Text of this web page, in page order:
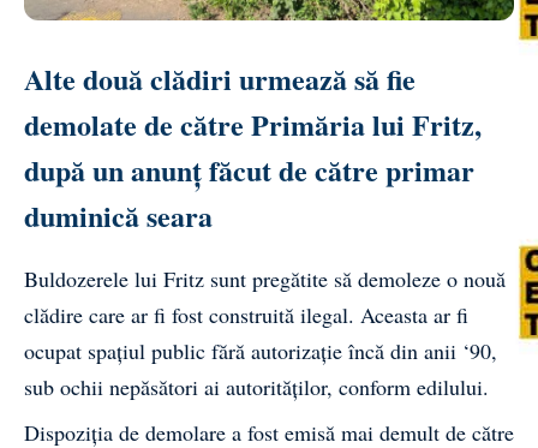
Alte două clădiri urmează să fie
demolate de către Primăria lui Fritz,
după un anunț făcut de către primar
duminică seara
Buldozerele lui Fritz sunt pregătite să demoleze o nouă
clădire care ar fi fost construită ilegal. Aceasta ar fi
ocupat spațiul public fără autorizație încă din anii ‘90,
sub ochii nepăsători ai autorităților, conform edilului.
Dispoziția de demolare a fost emisă mai demult de către